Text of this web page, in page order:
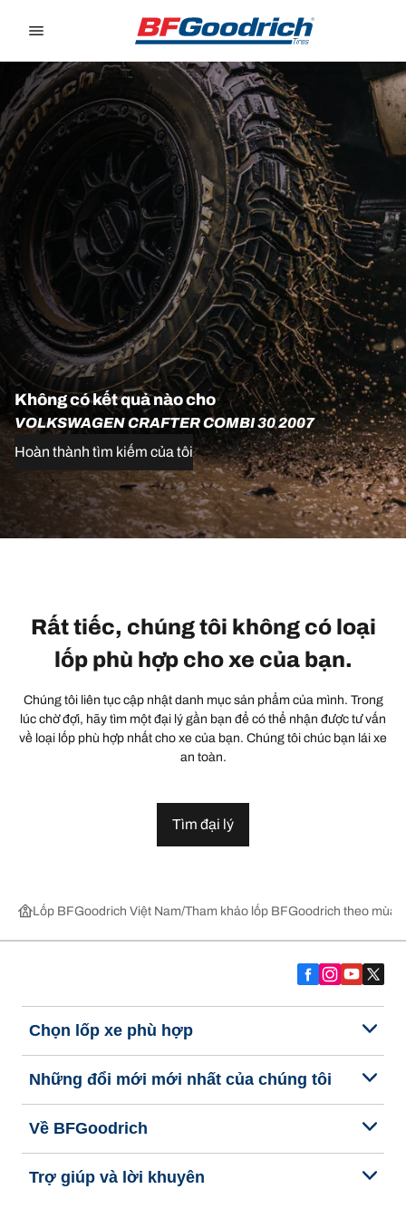
Không có kết quả nào cho
VOLKSWAGEN CRAFTER COMBI 30 2007
Hoàn thành tìm kiếm của tôi
Rất tiếc, chúng tôi không có loại
lốp phù hợp cho xe của bạn.
Chúng tôi liên tục cập nhật danh mục sản phẩm của mình. Trong
lúc chờ đợi, hãy tìm một đại lý gần bạn để có thể nhận được tư vấn
về loại lốp phù hợp nhất cho xe của bạn. Chúng tôi chúc bạn lái xe
an toàn.
Tìm đại lý
Lốp BFGoodrich Việt Nam Tham khảo lốp BFGoodrich theo
Chọn lốp xe phù hợp
Những đổi mới mới nhất của chúng tôi
Về BFGoodrich
Trợ giúp và lời khuyên